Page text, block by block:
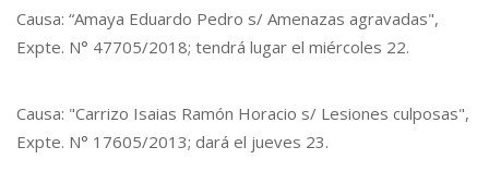
Causa: “Amaya Eduardo Pedro s/ Amenazas agravadas",
Expte. N° 47705/2018; tendrá lugar el miércoles 22.
Causa: "Carrizo Isaias Ramón Horacio s/ Lesiones culposas",
Expte. N° 17605/2013; dará el jueves 23.